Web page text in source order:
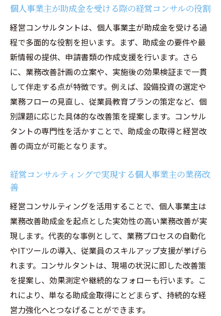
個人事業主が助成金を受ける際の経営コンサルの役割
経営コンサルタントは、個人事業主が助成金を受ける過
程で多面的な役割を担います。まず、助成金の要件や最
新情報の提供、申請書類の作成支援を行います。さら
に、業務改善計画の立案や、実施後の効果検証まで一貫
して伴走する点が特徴です。例えば、設備投資の選定や
業務フローの見直し、従業員教育プランの策定など、個
別課題に応じた具体的な改善策を提案します。コンサル
タントの専門性を活かすことで、助成金の取得と経営改
善の両立が可能となります。
経営コンサルティングで実現する個人事業主の業務改
善
経営コンサルティングを活用することで、個人事業主は
業務改善助成金を起点とした実効性の高い業務改善が実
現します。代表的な事例として、業務プロセスの自動化
やITツールの導入、従業員のスキルアップ支援が挙げら
れます。コンサルタントは、現場の状況に即した改善策
を提案し、効果測定や継続的なフォローも行います。こ
れにより、単なる助成金取得にとどまらず、持続的な経
営力強化へとつなげることができます。